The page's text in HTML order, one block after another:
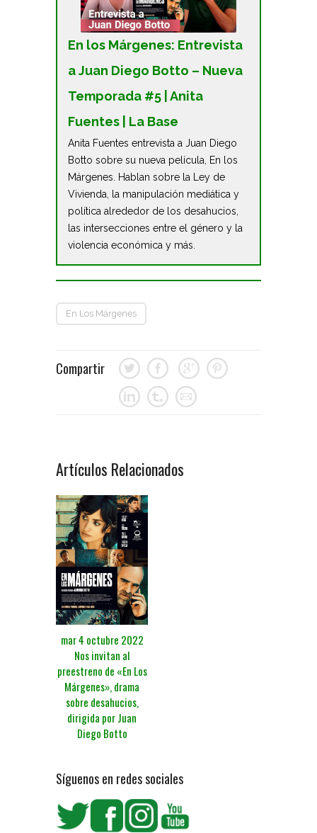
En los Márgenes: Entrevista
a Juan Diego Botto – Nueva
Temporada #5 | Anita
Fuentes | La Base
Anita Fuentes entrevista a Juan Diego
Botto sobre su nueva película, En los
Márgenes. Hablan sobre la Ley de
Vivienda, la manipulación mediática y
política alrededor de los desahucios,
las intersecciones entre el género y la
violencia económica y más.
En Los Márgenes
Compartir
Artículos Relacionados
mar 4 octubre 2022
Nos invitan al
preestreno de «En Los
Márgenes», drama
sobre desahucios,
dirigida por Juan
Diego Botto
Síguenos en redes sociales